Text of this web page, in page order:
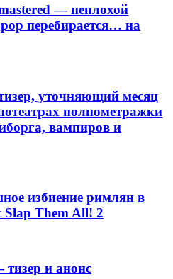
— неплохой
перебирается… на
уточняющий месяц
полнометражки
вампиров и
избиение римлян в
Slap Them All! 2
и анонс